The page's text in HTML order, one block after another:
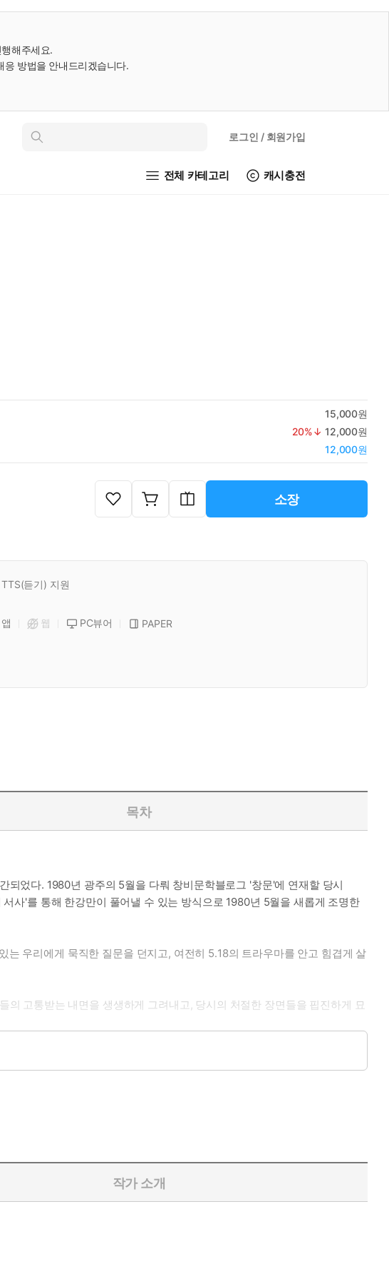
해주세요.
응 방법을 안내드리겠습니다.
인
로그인 / 회원가입
전체 카테고리 캐시충전
15,000원
20%↓ 12,000원
12,000원
소장
TTS(듣기) 지원
앱 웹 PC뷰어
PAPER
목차
었다. 1980년 광주의 5월을 다뤄 창비문학블로그 '창문'에 연재할 당시
사'를 통해 한강만이 풀어낼 수 있는 방식으로 1980년 5월을 새롭게 조명한
우리에게 묵직한 질문을 던지고, 여전히 5․18의 트라우마를 안고 힘겹게 살
의 고통받는 내면을 생생하게 그려내고, 당시의 처절한 장면들을 핍진하게 묘
설은 소설가 한강의 지금까지의 작품세계를 한단계 끌어올리는, "한강을 뛰
작가 소개